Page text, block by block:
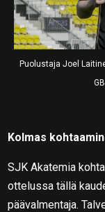
Puolustaja Joel
Kolmas
SJK Akatemia
ottelussa tällä
päävalmentaja.